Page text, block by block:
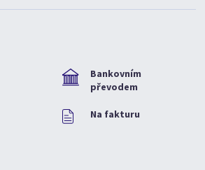
Bankovním
převodem
Na fakturu